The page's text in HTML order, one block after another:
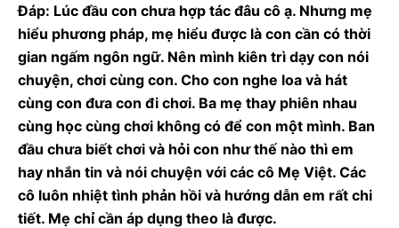
Đáp: Lúc đầu con chưa hợp tác đâu cô ạ. Nhưng mẹ
hiểu phương pháp, mẹ hiểu được là con cần có thời
gian ngấm ngôn ngữ. Nên mình kiên trì dạy con nói
chuyện, chơi cùng con. Cho con nghe loa và hát
cùng con đưa con đi chơi. Ba mẹ thay phiên nhau
cùng học cùng chơi không có để con một mình. Ban
đầu chưa biết chơi và hỏi con như thế nào thì em
hay nhắn tin và nói chuyện với các cô Mẹ Việt. Các
cô luôn nhiệt tình phản hồi và hướng dẫn em rất chi
tiết. Mẹ chỉ cần áp dụng theo là được.